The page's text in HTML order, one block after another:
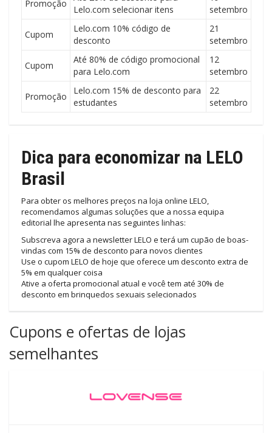
Promoção
Lelo.com selecionar itens
setembro
Cupom
Lelo.com 10% código de
desconto
21
setembro
Cupom
Até 80% de código promocional
para Lelo.com
12
setembro
Promoção
Lelo.com 15% de desconto para
estudantes
22
setembro
Dica para economizar na LELO
Brasil
Para obter os melhores preços na loja online LELO,
recomendamos algumas soluções que a nossa equipa
editorial lhe apresenta nas seguintes linhas:
Subscreva agora a newsletter LELO e terá um cupão de boas-
vindas com 15% de desconto para novos clientes
Use o cupom LELO de hoje que oferece um desconto extra de
5% em qualquer coisa
Ative a oferta promocional atual e você tem até 30% de
desconto em brinquedos sexuais selecionados
Cupons e ofertas de lojas
semelhantes